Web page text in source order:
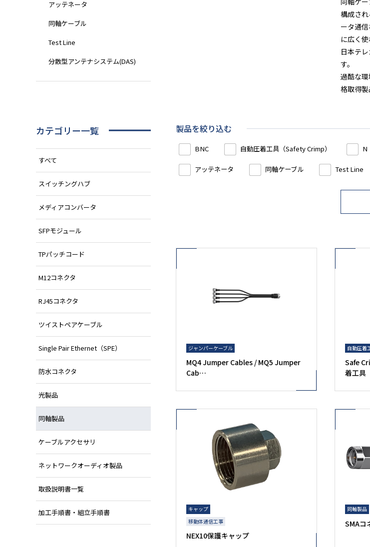
構成さ
ータ通
に広く使
日本テ
す。
過酷な
格取得製
製品を絞り込む
BNC 自動圧着工具（Safety Crimp） N
アッテネータ 同軸ケーブル Test Line
ジャンパーケーブル
MQ4 Jumper Cables / MQ5 Jumper
Cab…
自動圧着
Safe
着工具
キャップ
移動体通信工事
NEX10保護キャップ
同軸製品
SMAコ
アッテネータ
同軸ケーブル
Test Line
分散型アンテナシステム(DAS)
カテゴリー一覧
すべて
スイッチングハブ
メディアコンバータ
SFPモジュール
TPパッチコード
M12コネクタ
RJ45コネクタ
ツイストペアケーブル
Single Pair Ethernet（SPE）
防水コネクタ
光製品
同軸製品
ケーブルアクセサリ
ネットワークオーディオ製品
取扱説明書一覧
加工手順書・組立手順書